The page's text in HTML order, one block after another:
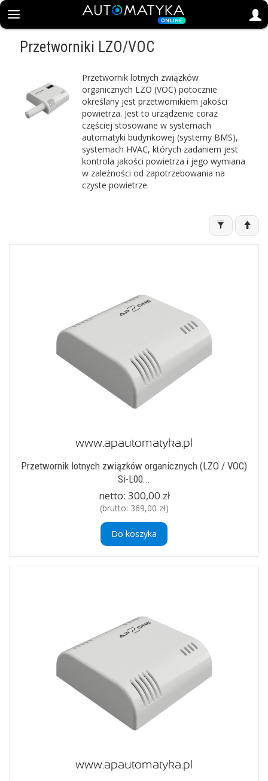
Przetworniki LZO/VOC
Przetwornik lotnych związków
organicznych LZO (VOC) potocznie
określany jest przetwornikiem jakości
powietrza. Jest to urządzenie coraz
częściej stosowane w systemach
automatyki budynkowej (systemy BMS),
systemach HVAC, których zadaniem jest
kontrola jakości powietrza i jego wymiana
w zależności od zapotrzebowania na
czyste powietrze.
Przetwornik lotnych związków organicznych (LZO / VOC)
Si-L00...
netto: 300,00 zł
(brutto: 369,00 zł)
Do koszyka